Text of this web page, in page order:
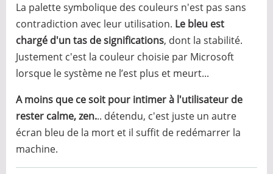
La palette symbolique des couleurs n'est pas sans
contradiction avec leur utilisation. Le bleu est
chargé d'un tas de significations, dont la stabilité.
Justement c'est la couleur choisie par Microsoft
lorsque le système ne l’est plus et meurt...
A moins que ce soit pour intimer à l'utilisateur de
rester calme, zen... détendu, c'est juste un autre
écran bleu de la mort et il suffit de redémarrer la
machine.